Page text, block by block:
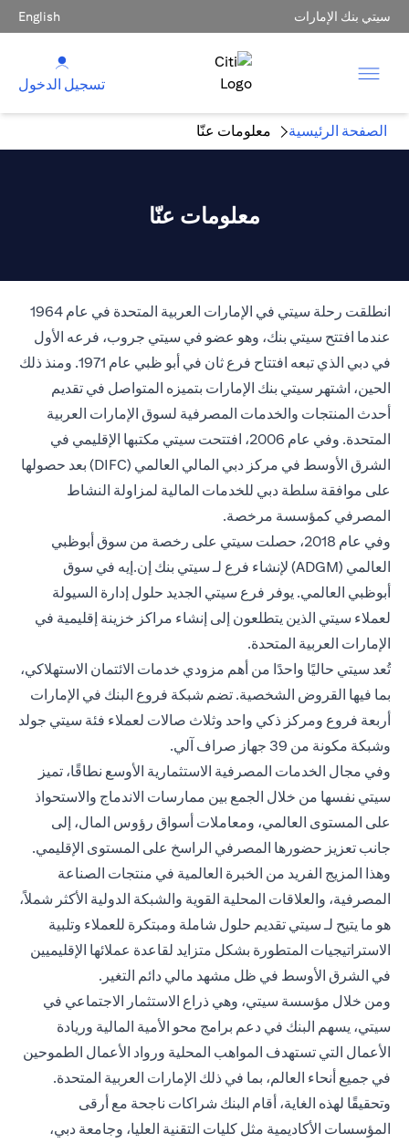
سيتي بنك الإمارات English
تسجيل الدخول
الصفحة الرئيسية معلومات عنّا
معلومات عنّا
انطلقت رحلة سيتي في الإمارات العربية المتحدة في عام 1964
عندما افتتح سيتي بنك، وهو عضو في سيتي جروب، فرعه الأول
في دبي الذي تبعه افتتاح فرع ثان في أبو ظبي عام 1971. ومنذ ذلك
الحين، اشتهر سيتي بنك الإمارات بتميزه المتواصل في تقديم
أحدث المنتجات والخدمات المصرفية لسوق الإمارات العربية
المتحدة. وفي عام 2006، افتتحت سيتي مكتبها الإقليمي في
الشرق الأوسط في مركز دبي المالي العالمي (DIFC) بعد حصولها
على موافقة سلطة دبي للخدمات المالية لمزاولة النشاط
المصرفي كمؤسسة مرخصة.
وفي عام 2018، حصلت سيتي على رخصة من سوق أبوظبي
العالمي (ADGM) لإنشاء فرع لـ سيتي بنك إن.إيه في سوق
أبوظبي العالمي. يوفر فرع سيتي الجديد حلول إدارة السيولة
لعملاء سيتي الذين يتطلعون إلى إنشاء مراكز خزينة إقليمية في
الإمارات العربية المتحدة.
تُعد سيتي حاليًا واحدًا من أهم مزودي خدمات الائتمان الاستهلاكي،
بما فيها القروض الشخصية. تضم شبكة فروع البنك في الإمارات
أربعة فروع ومركز ذكي واحد وثلاث صالات لعملاء فئة سيتي جولد
وشبكة مكونة من 39 جهاز صراف آلي.
وفي مجال الخدمات المصرفية الاستثمارية الأوسع نطاقًا، تميز
سيتي نفسها من خلال الجمع بين ممارسات الاندماج والاستحواذ
على المستوى العالمي، ومعاملات أسواق رؤوس المال، إلى
جانب تعزيز حضورها المصرفي الراسخ على المستوى الإقليمي.
وهذا المزيج الفريد من الخبرة العالمية في منتجات الصناعة
المصرفية، والعلاقات المحلية القوية والشبكة الدولية الأكثر شملاً،
هو ما يتيح لـ سيتي تقديم حلول شاملة ومبتكرة للعملاء وتلبية
الاستراتيجيات المتطورة بشكل متزايد لقاعدة عملائها الإقليميين
في الشرق الأوسط في ظل مشهد مالي دائم التغير.
ومن خلال مؤسسة سيتي، وهي ذراع الاستثمار الاجتماعي في
سيتي، يسهم البنك في دعم برامج محو الأمية المالية وريادة
الأعمال التي تستهدف المواهب المحلية ورواد الأعمال الطموحين
في جميع أنحاء العالم، بما في ذلك الإمارات العربية المتحدة.
وتحقيقًا لهذه الغاية، أقام البنك شراكات ناجحة مع أرقى
المؤسسات الأكاديمية مثل كليات التقنية العليا، وجامعة دبي،